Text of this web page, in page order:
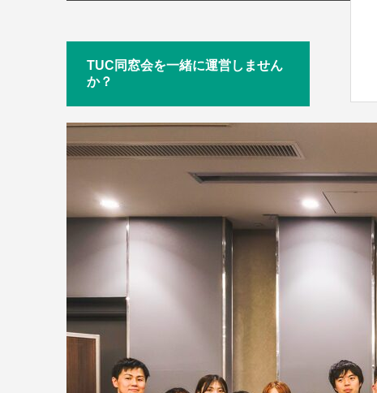
TUC同窓会を一緒に運営しません
か？